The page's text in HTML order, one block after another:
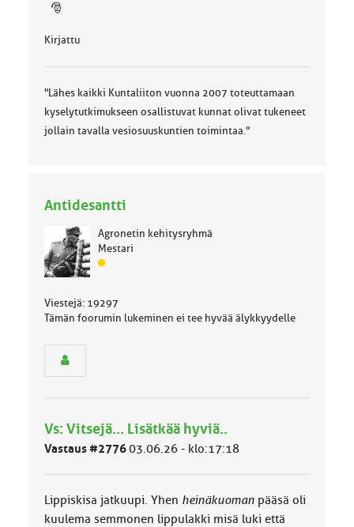
🎅
Kirjattu
"Lähes kaikki Kuntaliiton vuonna 2007 toteuttamaan
kyselytutkimukseen osallistuvat kunnat olivat tukeneet
jollain tavalla vesiosuuskuntien toimintaa."
Antidesantti
Agronetin kehitysryhmä
Mestari
J
e
u
o
Viestejä: 19297
Tämän foorumin lukeminen ei tee hyvää älykkyydelle
Vs: Vitsejä... Lisätkää hyviä..
Vastaus #277603.06.26 - klo:17:18
Lippiskisa jatkuupi. Yhen heinäkuomanpääsä oli
kuulema semmonen lippulakki misä luki että